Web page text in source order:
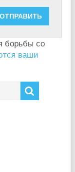
борьбы со
ваши